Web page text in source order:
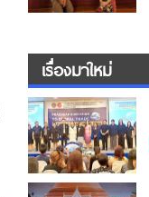
เรื่องมาใหม่